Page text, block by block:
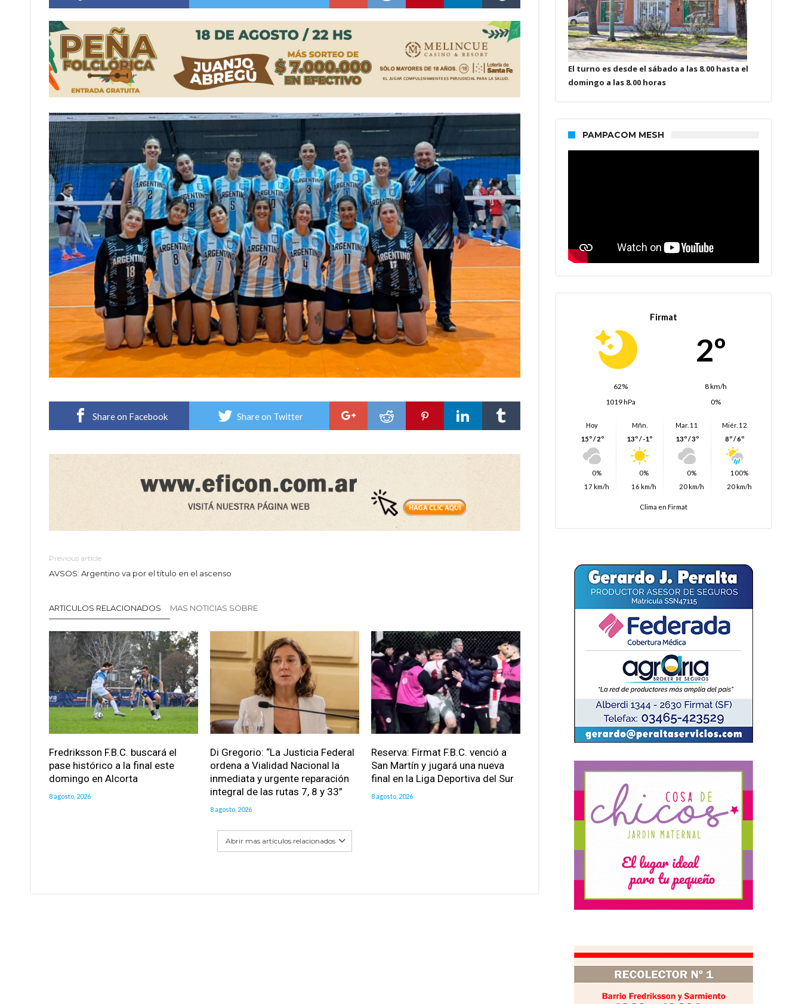
Colecta solidaria de juguetes en Firmat para el EPI y el Hospital Vilela
Share on Facebook Share on Twitter
Previous article
AVSOS: Argentino va por el título en el ascenso
ARTICULOS RELACIONADOS MAS NOTICIAS SOBRE
Fredriksson F.B.C. buscará el
pase histórico a la final este
domingo en Alcorta
8 agosto, 2026
Di Gregorio: “La Justicia Federal
ordena a Vialidad Nacional la
inmediata y urgente reparación
integral de las rutas 7, 8 y 33”
8 agosto, 2026
Reserva: Firmat F.B.C. venció a
San Martín y jugará una nueva
final en la Liga Deportiva del Sur
8 agosto, 2026
Abrir mas artículos relacionados
El turno es desde el sábado a las 8.00 hasta el
domingo a las 8.00 horas
PAMPACOM MESH
Firmat
2º
62%
8 km/h
1019 hPa
0%
Hoy
15º / 2º
0%
17 km/h
Mñn.
13º / -1º
0%
16 km/h
Mar. 11
13º / 3º
0%
20 km/h
Miér. 12
8º / 6º
100%
20 km/h
Clima en Firmat